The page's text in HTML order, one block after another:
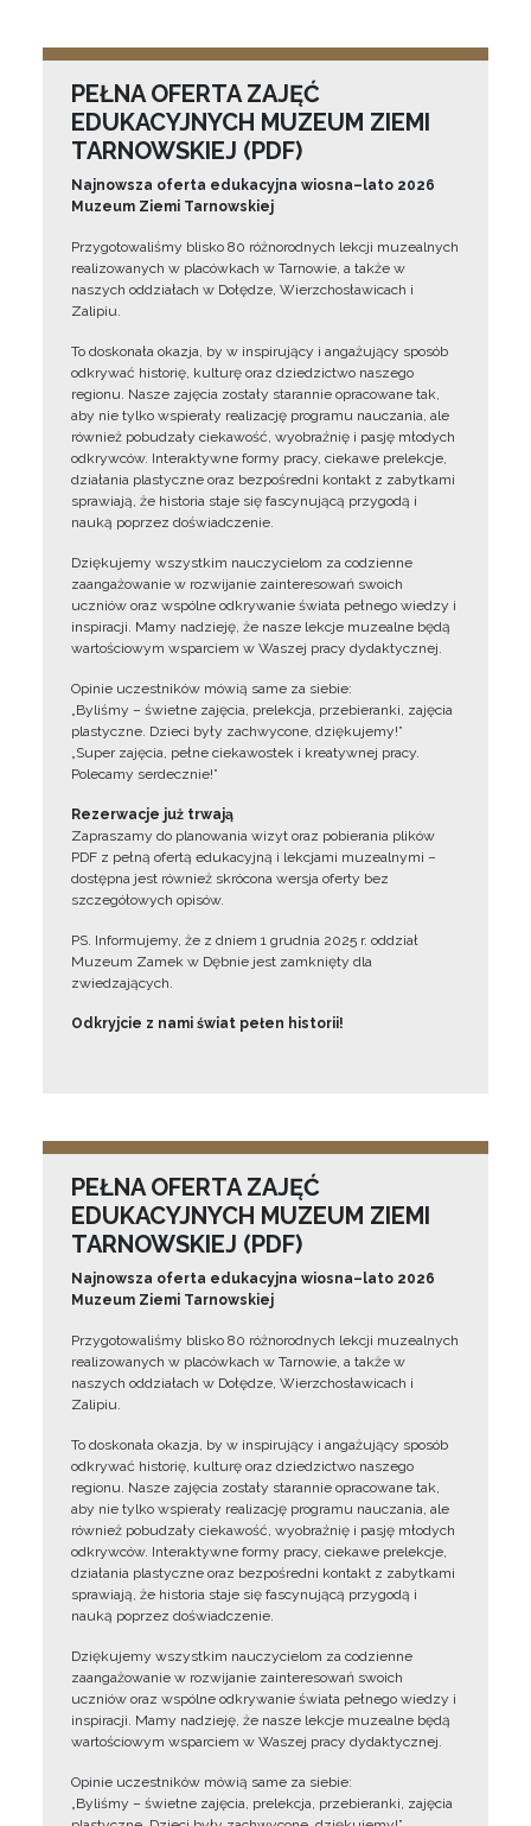
PEŁNA OFERTA ZAJĘĆ
EDUKACYJNYCH MUZEUM ZIEMI
TARNOWSKIEJ (PDF)
Najnowsza oferta edukacyjna wiosna–lato 2026
Muzeum Ziemi Tarnowskiej
Przygotowaliśmy blisko 80 różnorodnych lekcji muzealnych
realizowanych w placówkach w Tarnowie, a także w
naszych oddziałach w Dołędze, Wierzchosławicach i
Zalipiu.
To doskonała okazja, by w inspirujący i angażujący sposób
odkrywać historię, kulturę oraz dziedzictwo naszego
regionu. Nasze zajęcia zostały starannie opracowane tak,
aby nie tylko wspierały realizację programu nauczania, ale
również pobudzały ciekawość, wyobraźnię i pasję młodych
odkrywców. Interaktywne formy pracy, ciekawe prelekcje,
działania plastyczne oraz bezpośredni kontakt z zabytkami
sprawiają, że historia staje się fascynującą przygodą i
nauką poprzez doświadczenie.
Dziękujemy wszystkim nauczycielom za codzienne
zaangażowanie w rozwijanie zainteresowań swoich
uczniów oraz wspólne odkrywanie świata pełnego wiedzy i
inspiracji. Mamy nadzieję, że nasze lekcje muzealne będą
wartościowym wsparciem w Waszej pracy dydaktycznej.
Opinie uczestników mówią same za siebie:
„Byliśmy – świetne zajęcia, prelekcja, przebieranki, zajęcia
plastyczne. Dzieci były zachwycone, dziękujemy!”
„Super zajęcia, pełne ciekawostek i kreatywnej pracy.
Polecamy serdecznie!”
Rezerwacje już trwają
Zapraszamy do planowania wizyt oraz pobierania plików
PDF z pełną ofertą edukacyjną i lekcjami muzealnymi –
dostępna jest również skrócona wersja oferty bez
szczegółowych opisów.
PS. Informujemy, że z dniem 1 grudnia 2025 r. oddział
Muzeum Zamek w Dębnie jest zamknięty dla
zwiedzających.
Odkryjcie z nami świat pełen historii!
PEŁNA OFERTA ZAJĘĆ
EDUKACYJNYCH MUZEUM ZIEMI
TARNOWSKIEJ (PDF)
Najnowsza oferta edukacyjna wiosna–lato 2026
Muzeum Ziemi Tarnowskiej
Przygotowaliśmy blisko 80 różnorodnych lekcji muzealnych
realizowanych w placówkach w Tarnowie, a także w
naszych oddziałach w Dołędze, Wierzchosławicach i
Zalipiu.
To doskonała okazja, by w inspirujący i angażujący sposób
odkrywać historię, kulturę oraz dziedzictwo naszego
regionu. Nasze zajęcia zostały starannie opracowane tak,
aby nie tylko wspierały realizację programu nauczania, ale
również pobudzały ciekawość, wyobraźnię i pasję młodych
odkrywców. Interaktywne formy pracy, ciekawe prelekcje,
działania plastyczne oraz bezpośredni kontakt z zabytkami
sprawiają, że historia staje się fascynującą przygodą i
nauką poprzez doświadczenie.
Dziękujemy wszystkim nauczycielom za codzienne
zaangażowanie w rozwijanie zainteresowań swoich
uczniów oraz wspólne odkrywanie świata pełnego wiedzy i
inspiracji. Mamy nadzieję, że nasze lekcje muzealne będą
wartościowym wsparciem w Waszej pracy dydaktycznej.
Opinie uczestników mówią same za siebie:
„Byliśmy – świetne zajęcia, prelekcja, przebieranki, zajęcia